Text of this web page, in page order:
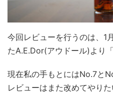
今回レビューを行うのは、1
たA.E.Dor(アウドール)より「
現在私の手もとにはNo.7と
レビューはまた改めてやりた